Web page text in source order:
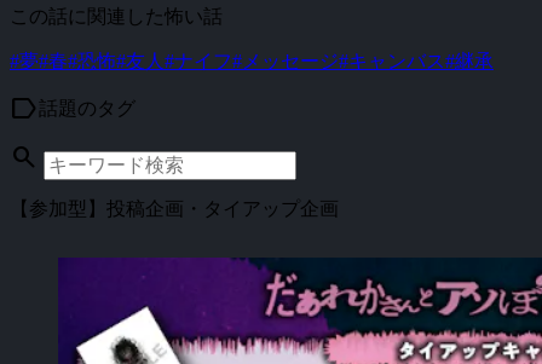
この話に関連した怖い話
#夢#春#恐怖#友人 #ナイフ#メッセージ#キャンバス#継承
label話題のタグ
search
【参加型】投稿企画・タイアップ企画